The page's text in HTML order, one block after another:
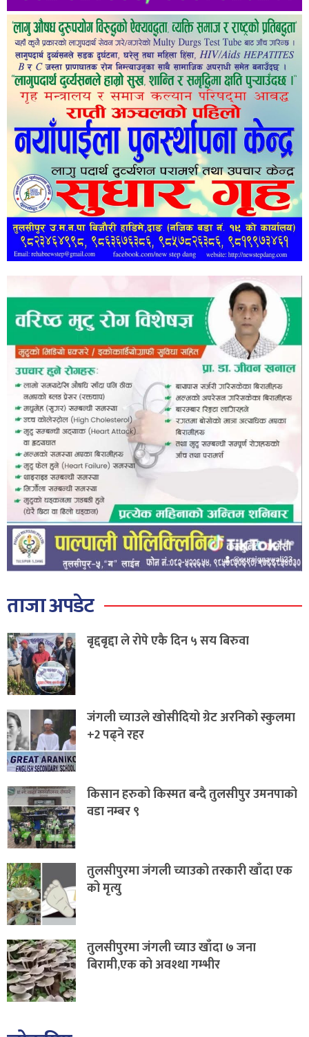
ताजा अपडेट
बृद्दबृद्दा ले रोपे एकै दिन ५ सय बिरुवा
जंगली च्याउले खोसीदियो ग्रेट अरनिको स्कुलमा
+2 पढ्ने रहर
किसान हरुको किस्मत बन्दै तुलसीपुर उमनपाको
वडा नम्बर ९
तुलसीपुरमा जंगली च्याउको तरकारी खाँदा एक
को मृत्यु
तुलसीपुरमा जंगली च्याउ खाँदा ७ जना
बिरामी,एक को अवश्था गम्भीर